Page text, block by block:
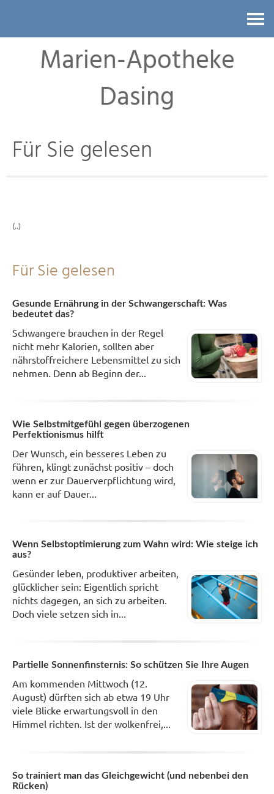
Marien-Apotheke
Dasing
Für Sie gelesen
(..)
Für Sie gelesen
Gesunde Ernährung in der Schwangerschaft: Was
bedeutet das?
Schwangere brauchen in der Regel
nicht mehr Kalorien, sollten aber
nährstoffreichere Lebensmittel zu sich
nehmen. Denn ab Beginn der...
Wie Selbstmitgefühl gegen überzogenen
Perfektionismus hilft
Der Wunsch, ein besseres Leben zu
führen, klingt zunächst positiv – doch
wenn er zur Dauerverpflichtung wird,
kann er auf Dauer...
Wenn Selbstoptimierung zum Wahn wird: Wie steige ich
aus?
Gesünder leben, produktiver arbeiten,
glücklicher sein: Eigentlich spricht
nichts dagegen, an sich zu arbeiten.
Doch viele setzen sich in...
Partielle Sonnenfinsternis: So schützen Sie Ihre Augen
Am kommenden Mittwoch (12.
August) dürften sich ab etwa 19 Uhr
viele Blicke erwartungsvoll in den
Himmel richten. Ist der wolkenfrei,...
So trainiert man das Gleichgewicht (und nebenbei den
Rücken)